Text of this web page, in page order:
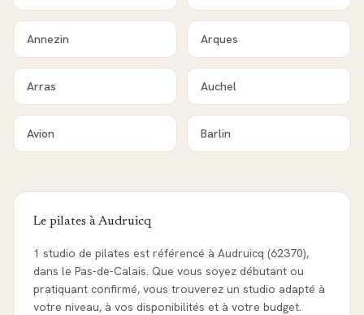
Annezin Arques
Arras Auchel
Avion Barlin
Le pilates àAudruicq
1 studio de pilates est référencé à Audruicq (62370),
dans le Pas-de-Calais. Que vous soyez débutant ou
pratiquant confirmé, vous trouverez un studio adapté à
votre niveau, à vos disponibilités et à votre budget.